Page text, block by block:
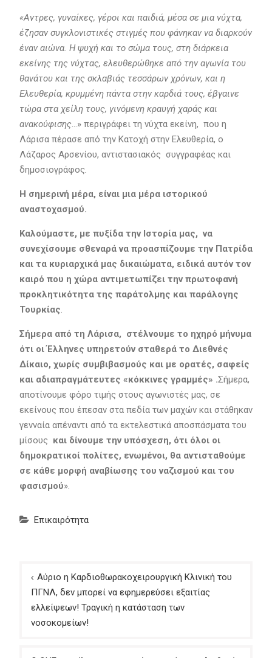
«Αντρες, γυναίκες, γέροι και παιδιά, μέσα σε μια νύχτα,
έζησαν συγκλονιστικές στιγμές που φάνηκαν να διαρκούν
έναν αιώνα. Η ψυχή και το σώμα τους, στη διάρκεια
εκείνης της νύχτας, ελευθερώθηκε από την αγωνία του
θανάτου και της σκλαβιάς τεσσάρων χρόνων, και η
Ελευθερία, κρυμμένη πάντα στην καρδιά τους, έβγαινε
τώρα στα χείλη τους, γινόμενη κραυγή χαράς και
ανακούφισης…» περιγράφει τη νύχτα εκείνη, που η
Λάρισα πέρασε από την Κατοχή στην Ελευθερία, ο
Λάζαρος Αρσενίου, αντιστασιακός συγγραφέας και
δημοσιογράφος
Η σημερινή μέρα, είναι μια μέρα ιστορικού
αναστοχασμού.
Καλούμαστε, με πυξίδα την Ιστορία μας, να
συνεχίσουμε σθεναρά να προασπίζουμε την Πατρίδα
και τα κυριαρχικά μας δικαιώματα, ειδικά αυτόν τον
καιρό που η χώρα αντιμετωπίζει την πρωτοφανή
προκλητικότητα της παράτολμης και παράλογης
Τουρκίας
Σήμερα από τη Λάρισα, στέλνουμε το ηχηρό μήνυμα
ότι οι Έλληνες υπηρετούν σταθερά το Διεθνές
Δίκαιο, χωρίς συμβιβασμούς και με ορατές, σαφείς
και αδιαπραγμάτευτες «κόκκινες γραμμές» .Σήμερα,
αποτίνουμε φόρο τιμής στους αγωνιστές μας, σε
εκείνους που έπεσαν στα πεδία των μαχών και στάθηκαν
γενναία απέναντι από τα εκτελεστικά αποσπάσματα του
μίσους και δίνουμε την υπόσχεση, ότι όλοι οι
δημοκρατικοί πολίτες, ενωμένοι, θα αντισταθούμε
σε κάθε μορφή αναβίωσης του ναζισμού και του
φασισμού».
Επικαιρότητα
Πλοήγηση
άρθρων
Αύριο η Καρδιοθωρακοχειρουργική Κλινική του
ΠΓΝΛ, δεν μπορεί να εφημερεύσει εξαιτίας
ελλείψεων! Τραγική η κατάσταση των
νοσοκομείων!